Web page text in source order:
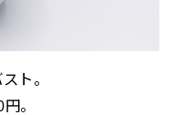
ト。
。